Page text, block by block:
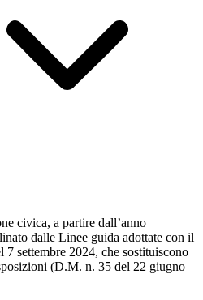
civica, a partire dall’anno
dalle Linee guida adottate con il
settembre 2024, che sostituiscono
(D.M. n. 35 del 22 giugno